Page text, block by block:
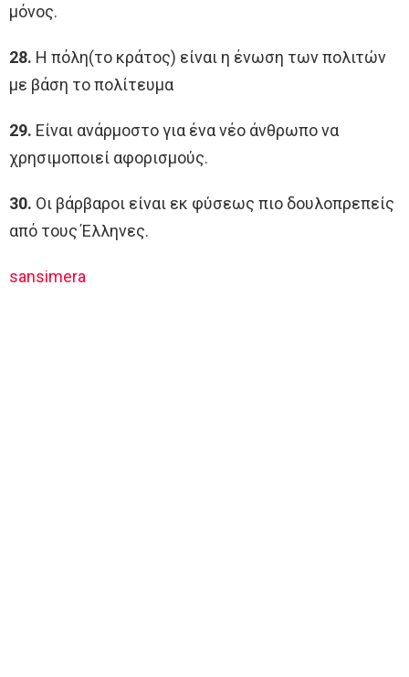
μόνος.
28. Η πόλη(το κράτος) είναι η ένωση των πολιτών
με βάση το πολίτευμα
29. Είναι ανάρμοστο για ένα νέο άνθρωπο να
χρησιμοποιεί αφορισμούς.
30. Οι βάρβαροι είναι εκ φύσεως πιο δουλοπρεπείς
από τους Έλληνες.
sansimera